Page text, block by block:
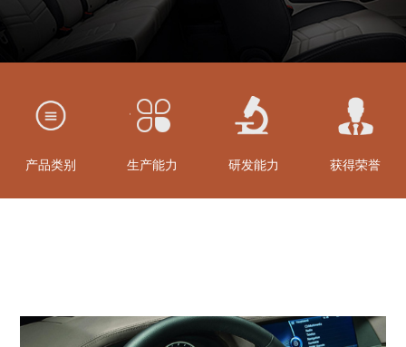
产品类别 生产能力 研发能力 获得荣誉